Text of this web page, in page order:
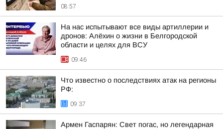
08:57
На нас испытывают все виды артиллерии и
дронов: Алёхин о жизни в Белгородской
области и целях для ВСУ
09:46
Что известно о последствиях атак на регионы
РФ:
09:37
Армен Гаспарян: Свет погас, но легендарная